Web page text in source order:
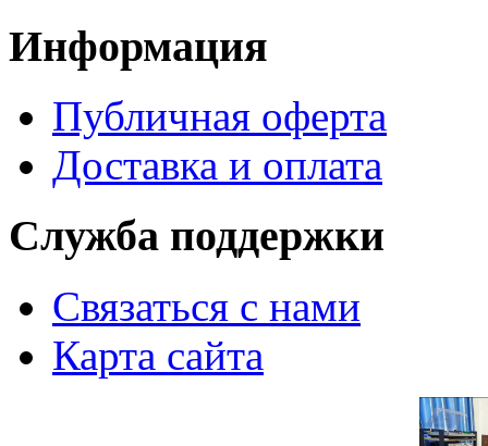
Информация
Публичная оферта
Доставка и оплата
Служба поддержки
Связаться с нами
Карта сайта